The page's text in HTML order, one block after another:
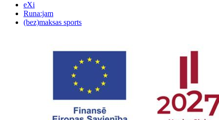
eXi
Runa:jam
(bez)maksas sports